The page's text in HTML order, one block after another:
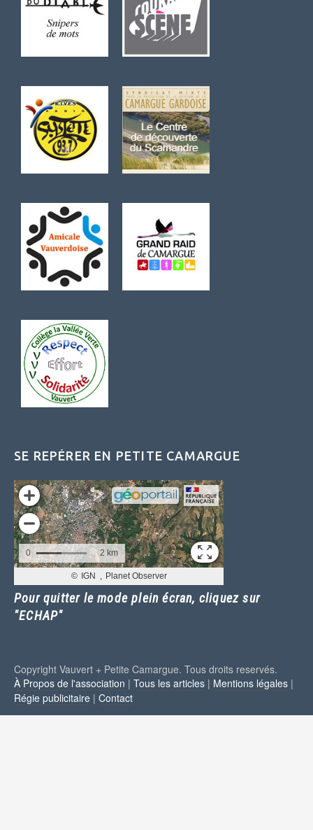
SE REPÉRER EN PETITE CAMARGUE
Pour quitter le mode plein écran, cliquez sur
"ECHAP"
Copyright Vauvert + Petite Camargue. Tous droits reservés.
À Propos de l'association | Tous les articles | Mentions légales |
Régie publicitaire | Contact